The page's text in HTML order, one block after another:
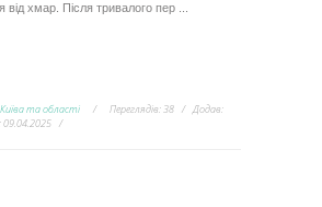
від хмар. Після тривалого пер
та області Переглядів:38
Додав:
09.04.2025